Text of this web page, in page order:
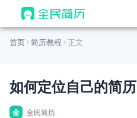
首页
AI 生成简历
AI 优化简历
首页 简历教程 正文
如何定位自己的简历
全
全民简历